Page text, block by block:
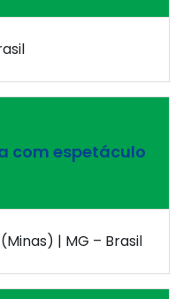
com espetáculo
| MG – Brasil